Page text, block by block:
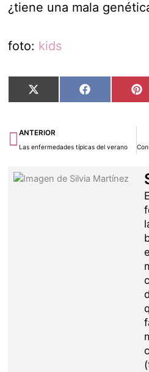
¿tiene una mala
foto: kids
Compartir
en
X
(Twitter)
Compartir
en
Facebook
Ant
ANTERIOR
Las enfermedades típicas del verano